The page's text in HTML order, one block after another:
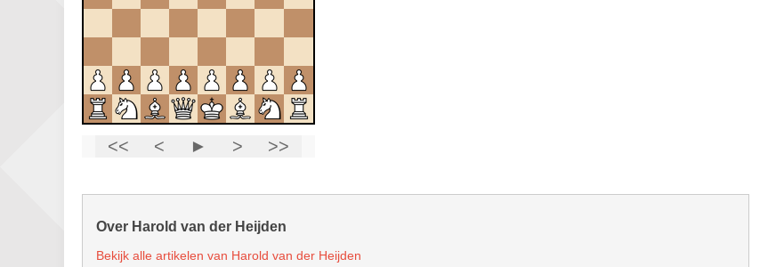
Over Harold van der Heijden
Bekijk alle artikelen van Harold van der Heijden